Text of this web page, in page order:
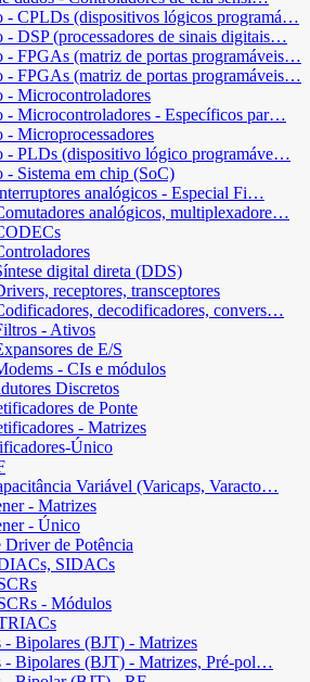
- CPLDs (dispositivos lógicos programá…
- DSP (processadores de sinais digitais…
- FPGAs (matriz de portas programáveis…
- FPGAs (matriz de portas programáveis…
- Microcontroladores
- Microcontroladores - Específicos par…
- Microprocessadores
- PLDs (dispositivo lógico programáve…
- Sistema em chip (SoC)
analógicos - Especial Fi…
analógicos, multiplexadore…
digital direta (DDS)
receptores, transceptores
decodificadores, convers…
- Ativos
de E/S
- CIs e módulos
Discretos
de Ponte
- Matrizes
Único
Variável (Varicaps, Varacto…
- Matrizes
- Único
de Potência
SIDACs
- Módulos
- Bipolares (BJT) - Matrizes
- Bipolares (BJT) - Matrizes, Pré-pol…